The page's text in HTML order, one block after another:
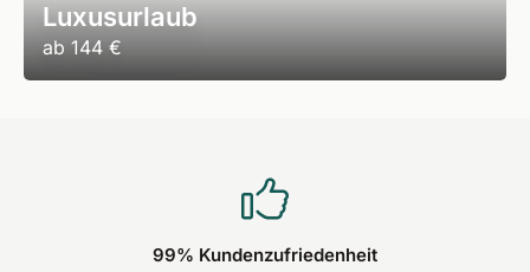
Luxusurlaub
ab 144 €
99% Kundenzufriedenheit